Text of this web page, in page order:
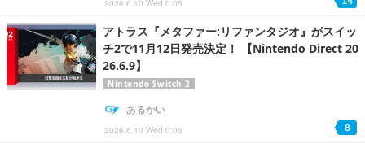
2026.6.10 Wed 0:05
アトラス『メタファー:リファンタジオ』がスイッ
チ2で11月12日発売決定！ 【Nintendo Direct 20
26.6.9】
Nintendo Switch 2
2026.6.10 Wed 0:05
あるかい
8